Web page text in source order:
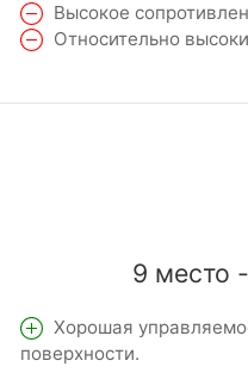
Высокое
Относительно
9 место -
Хорошая
поверхности.